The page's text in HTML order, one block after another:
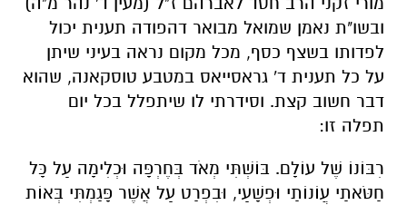
ובשו"ת נאמן שמואל מבואר דהפודה תענית יכול
לפדותו בשצף כסף, מכל מקום נראה בעיני שיתן
על כל תענית ד' גראסייאס במטבע טוסקאנה, שהוא
דבר חשוב קצת. וסידרתי לו שיתפלל בכל יום
תפלה זו:
רִבּוֹנוֹ שֶׁל עוֹלָם. בּוֹשְׁתִּי מְאֹד בְּחֶרְפָּה וּכְלִימָה עַל כָּל
חַטֹּאתַי עֲוֹנוֹתַי וּפְשָׁעַי, וּבִפְרַט עַל אֲשֶׁר פָּגַמְתִּי בְּאוֹת